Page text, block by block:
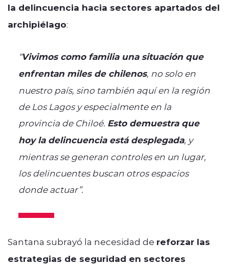
la delincuencia hacia sectores apartados del
archipiélago:
“Vivimos como familia una situación que
enfrentan miles de chilenos, no solo en
nuestro país, sino también aquí en la región
de Los Lagos y especialmente en la
provincia de Chiloé. Esto demuestra que
hoy la delincuencia está desplegada, y
mientras se generan controles en un lugar,
los delincuentes buscan otros espacios
donde actuar”.
Santana subrayó la necesidad de reforzar las
estrategias de seguridad en sectores